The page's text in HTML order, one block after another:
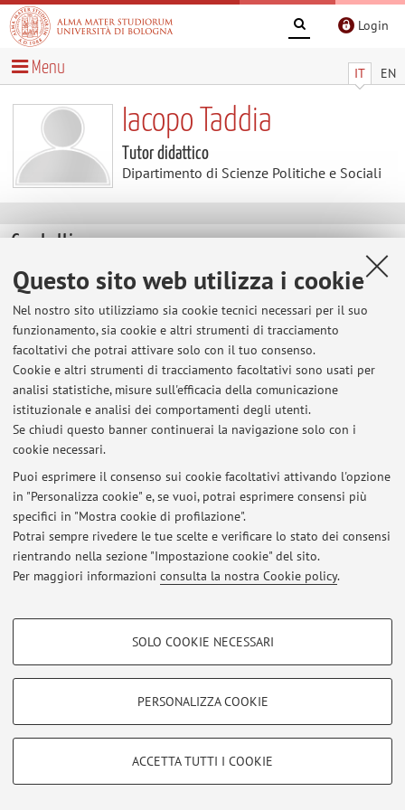
Questo sito web utilizza i cookie
Nel nostro sito utilizziamo sia cookie tecnici necessari per il suo
funzionamento, sia cookie e altri strumenti di tracciamento
facoltativi che potrai attivare solo con il tuo consenso.
Cookie e altri strumenti di tracciamento facoltativi sono usati per
analisi statistiche, misure sull'efficacia della comunicazione
istituzionale e analisi dei comportamenti degli utenti.
Se chiudi questo banner continuerai la navigazione solo con i
cookie necessari.
Puoi esprimere il consenso sui cookie facoltativi attivando l'opzione
in "Personalizza cookie" e, se vuoi, potrai esprimere consensi più
specifici in "Mostra cookie di profilazione".
Potrai sempre rivedere le tue scelte e verificare lo stato dei consensi
rientrando nella sezione "Impostazione cookie" del sito.
Per maggiori informazioni consulta la nostra Cookie policy.
COOKIE DI PROFILAZIONE - FACOLTATIVI
COOKIE TECNICI - NECESSARI
Si tratta di cookie tecnici utilizzati, a titolo esemplificativo, per il corretto
SOLO COOKIE NECESSARI
PERSONALIZZA COOKIE
ACCETTA TUTTI I COOKIE
Login
IT EN
Menu
Iacopo Taddia
Tutor didattico
Dipartimento di Scienze Politiche e Sociali
Contatti
E-mail: iacopo.taddia2@unibo.it
Dipartimento di Scienze Politiche e Sociali
Strada Maggiore 45, Bologna -
Vai alla mappa
Ultimi avvisi
Al momento non sono presenti avvisi.
Area riservata
per gestire tutti i contenuti del sito.
© 2026 - ALMA MATER STUDIORUM - Università di Bologna - Via
Zamboni, 33 - 40126 Bologna - Partita IVA: 01131710376
Privacy|Note legali|Impostazioni Cookie